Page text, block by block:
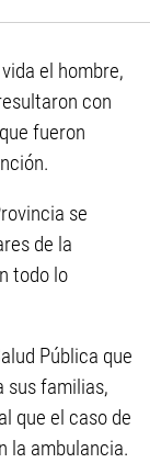
el hombre,
con
fueron
se
de la
todo lo
Pública que
sus familias,
que el caso de
la ambulancia.